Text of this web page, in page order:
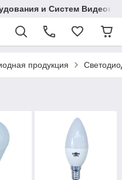
и Систем
продукция